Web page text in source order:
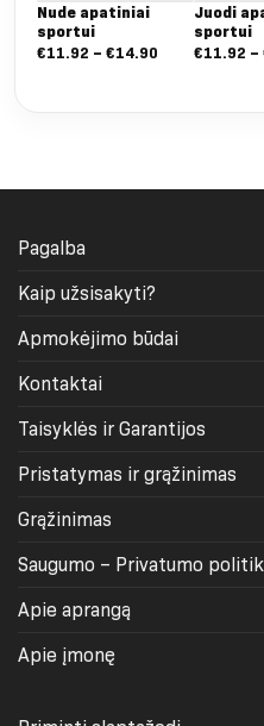
Nude apatiniai
sportui
€11.92 – €14.90
Juodi
sportui
€11.92 –
Pagalba
Kaip užsisakyti?
Apmokėjimo būdai
Kontaktai
Taisyklės ir Garantijos
Pristatymas ir grąžinimas
Grąžinimas
Saugumo – Privatumo
Apie aprangą
Apie įmonę